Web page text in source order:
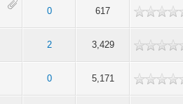
0 617
2 3,429
0 5,171